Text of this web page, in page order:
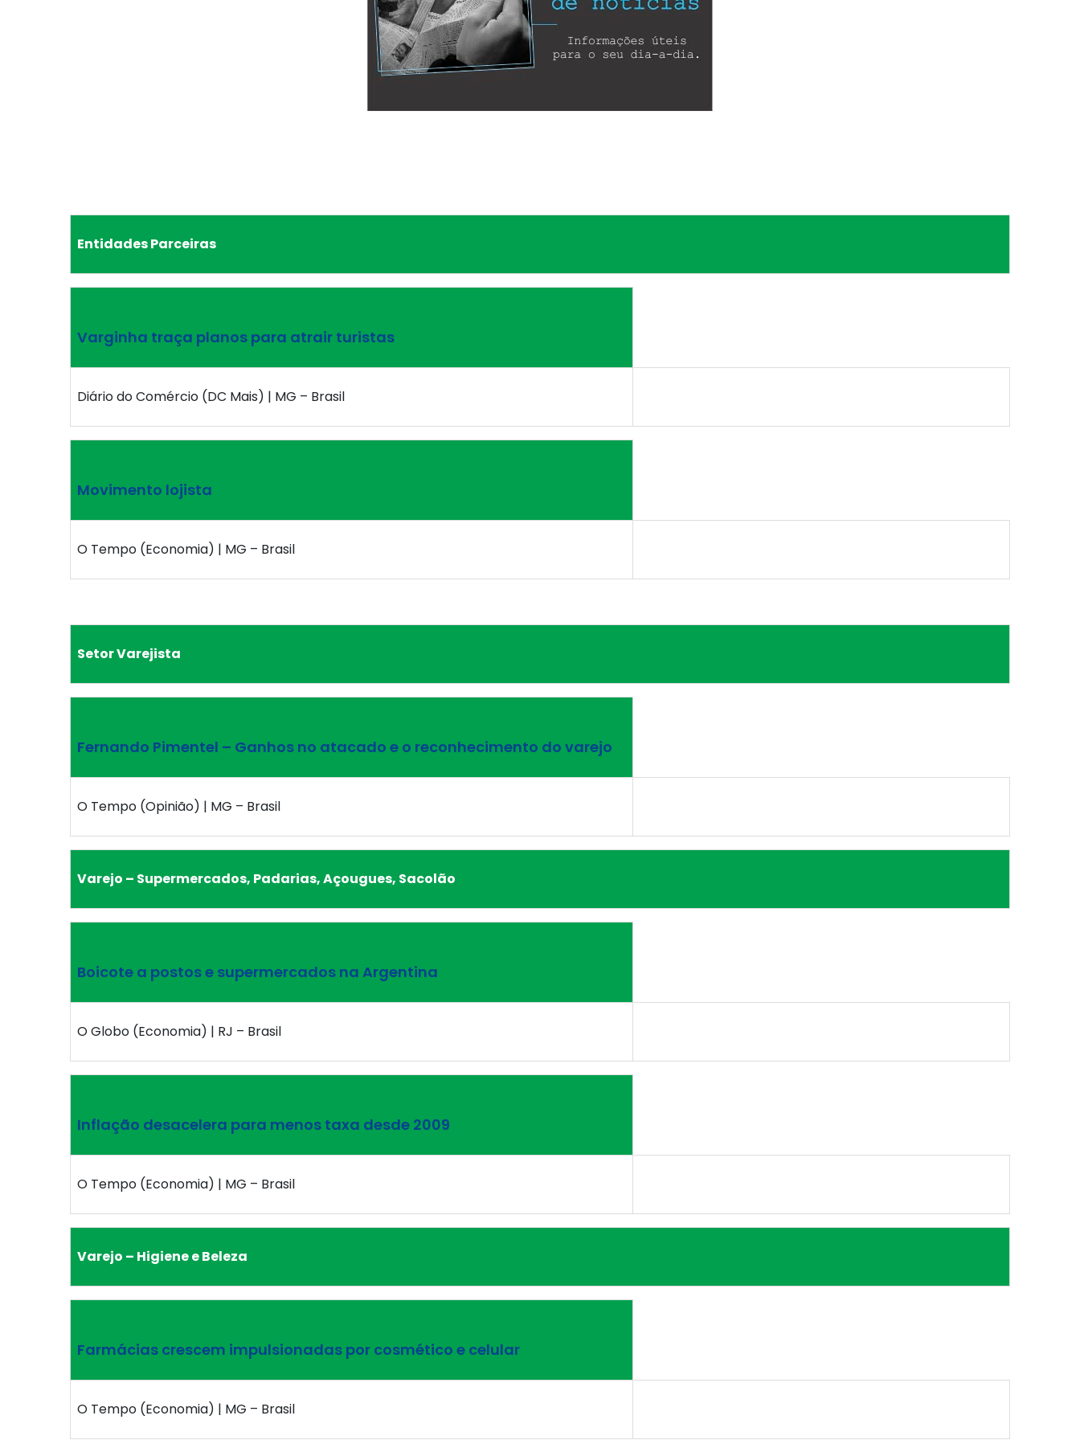
Entidades Parceiras
Varginha traça planos para atrair turistas
Diário do Comércio (DC Mais) | MG – Brasil
Movimento lojista
O Tempo (Economia) | MG – Brasil
Setor Varejista
Fernando Pimentel – Ganhos no atacado e o reconhecimento do varejo
O Tempo (Opinião) | MG – Brasil
Varejo – Supermercados, Padarias, Açougues, Sacolão
Boicote a postos e supermercados na Argentina
O Globo (Economia) | RJ – Brasil
Inflação desacelera para menos taxa desde 2009
O Tempo (Economia) | MG – Brasil
Varejo – Higiene e Beleza
Farmácias crescem impulsionadas por cosmético e celular
O Tempo (Economia) | MG – Brasil